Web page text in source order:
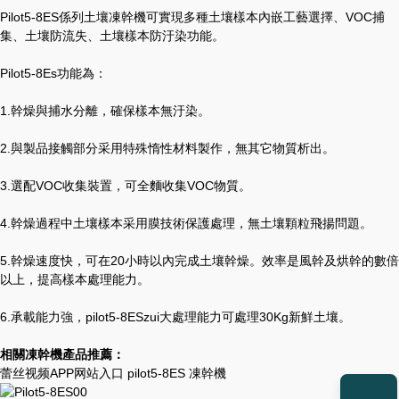
Pilot5-8ES係列土壤凍幹機可實現多種土壤樣本內嵌工藝選擇、VOC捕
集、土壤防流失、土壤樣本防汙染功能。
Pilot5-8Es功能為：
1.幹燥與捕水分離，確保樣本無汙染。
2.與製品接觸部分采用特殊惰性材料製作，無其它物質析出。
3.選配VOC收集裝置，可全麵收集VOC物質。
4.幹燥過程中土壤樣本采用膜技術保護處理，無土壤顆粒飛揚問題。
5.幹燥速度快，可在20小時以內完成土壤幹燥。效率是風幹及烘幹的數倍
以上，提高樣本處理能力。
6.承載能力強，pilot5-8ESzui大處理能力可處理30Kg新鮮土壤。
相關凍幹機產品推薦：
蕾丝视频APP网站入口 pilot5-8ES 凍幹機